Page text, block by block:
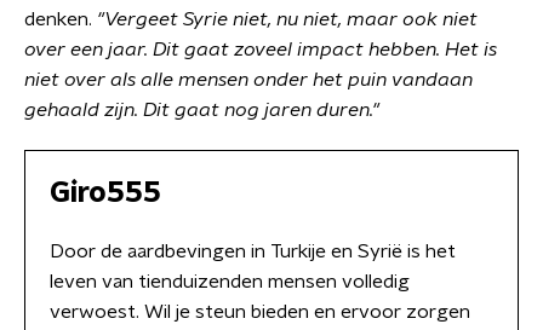
denken. "Vergeet Syrie niet, nu niet, maar ook niet
over een jaar. Dit gaat zoveel impact hebben. Het is
niet over als alle mensen onder het puin vandaan
gehaald zijn. Dit gaat nog jaren duren."
Giro555
Door de aardbevingen in Turkije en Syrië is het
leven van tienduizenden mensen volledig
verwoest. Wil je steun bieden en ervoor zorgen